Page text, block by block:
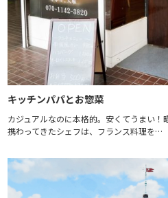
キッチンパパとお惣菜
カジュアルなのに本格的。安くてうまい
携わってきたシェフは、フランス料理を…